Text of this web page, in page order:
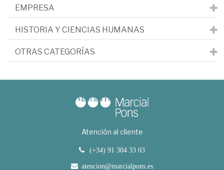
EMPRESA
HISTORIA Y CIENCIAS HUMANAS
OTRAS CATEGORÍAS
Atención al cliente
(+34) 91 304 33 03
atencion@marcialpons.es